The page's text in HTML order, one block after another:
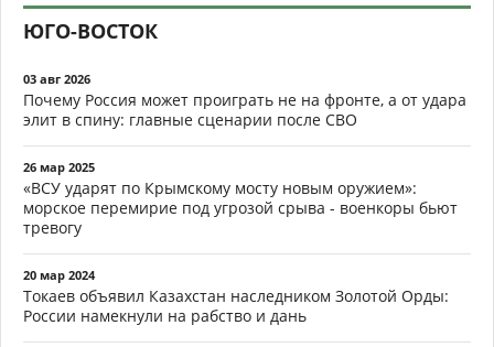
ЮГО-ВОСТОК
03 авг 2026
Почему Россия может проиграть не на фронте, а от удара
элит в спину: главные сценарии после СВО
26 мар 2025
«ВСУ ударят по Крымскому мосту новым оружием»:
морское перемирие под угрозой срыва - военкоры бьют
тревогу
20 мар 2024
Токаев объявил Казахстан наследником Золотой Орды:
России намекнули на рабство и дань